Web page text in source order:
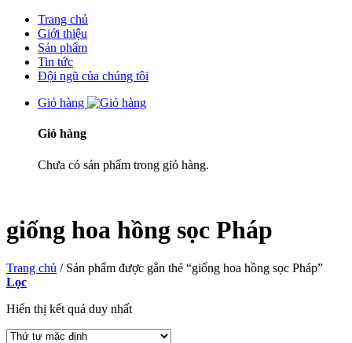
Trang chủ
Giới thiệu
Sản phẩm
Tin tức
Đội ngũ của chúng tôi
Giỏ hàng
Giỏ hàng
Chưa có sản phẩm trong giỏ hàng.
giống hoa hồng sọc Pháp
Trang chủ /Sản phẩm được gắn thẻ “giống hoa hồng sọc Pháp”
Lọc
Hiển thị kết quả duy nhất